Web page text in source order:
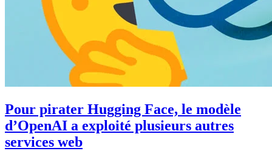
Pour pirater Hugging Face, le modèle
d’OpenAI a exploité plusieurs autres
services web